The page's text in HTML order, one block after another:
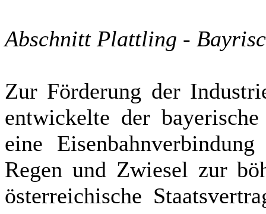
Abschnitt Plattling -
Zur Förderung der
entwickelte der
eine
Regen und Zwiesel zur
österreichische